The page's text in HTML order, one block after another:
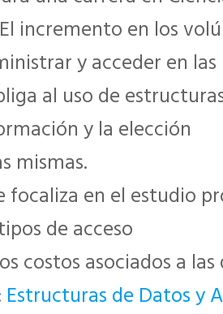
incremento en los
y acceder en las
al uso de
y la elección
mismas.
focaliza en el estudio
de acceso
costos asociados a
Estructuras de Datos y